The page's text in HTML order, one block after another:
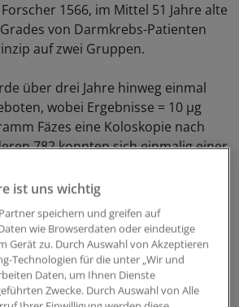
1566, im Mittel 51 Jahre alte
von Darmkrebs-Patienten
auf zwei Gruppen.
über drei Jahre hinweg einmal
wobei Ergebnisse = 10 µg
Fäzes eine Koloskopie nach
782 konnten sich einmalig einer
zugelost, durften die Teilnehmer
alternative Methode entscheiden.
negativen Ergebnissen in der FIT-
lud man Teilnehmer mit negativem
zur Koloskopie ein.
ist uns wichtig
speichern und greifen auf
wie Browserdaten oder eindeutige
Gerät zu. Durch Auswahl von Akzeptieren
Technologien für die unter „Wir und
Daten, um Ihnen Dienste
Zwecke. Durch Auswahl von Alle